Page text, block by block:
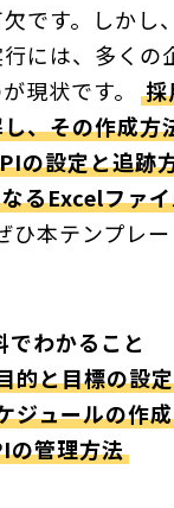
です。しかし
には、多くの
現状です。
採
、その作成方
の設定と追跡
るExcelファ
ひ本テンプレ
わかること
的と目標の設定
ジュールの作成
の管理方法